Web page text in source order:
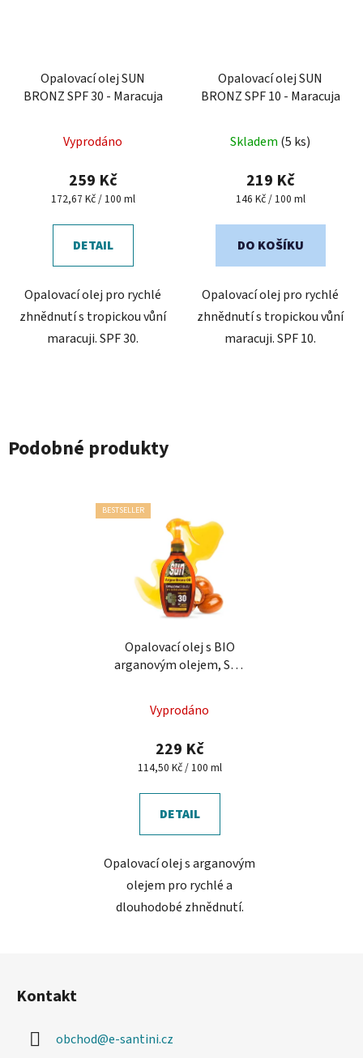
Opalovací olej SUN
BRONZ SPF 30 - Maracuja
Vyprodáno
259 Kč
Měrná
172,67 Kč / 100 ml
DETAIL
Opalovací olej pro rychlé
zhnědnutí s tropickou vůní
maracuji. SPF 30.
Opalovací olej SUN
BRONZ SPF 10 - Maracuja
Skladem (5 ks)
219 Kč
Měrná
146 Kč / 100 ml
DO KOŠÍKU
Opalovací olej pro rychlé
zhnědnutí s tropickou vůní
maracuji. SPF 10.
Podobné produkty
BESTSELLER
Opalovací olej s BIO
arganovým olejem, SPF
hodnocení
produktu
je
z
Vyprodáno
229 Kč
Měrná
114,50 Kč / 100 ml
DETAIL
Opalovací olej s arganovým
olejem pro rychlé a
dlouhodobé zhnědnutí.
Kontakt
obchod@e-santini.cz